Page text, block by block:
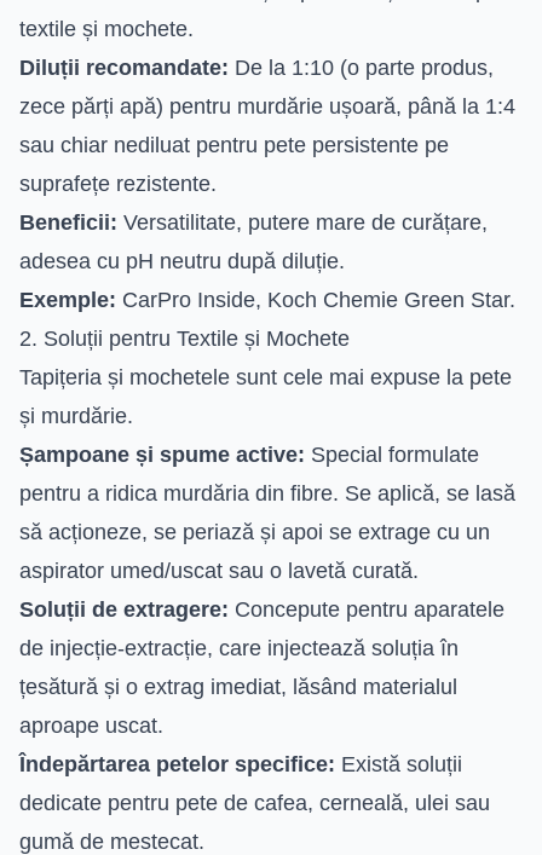
textile și mochete.
Diluții recomandate: De la 1:10 (o parte produs,
zece părți apă) pentru murdărie ușoară, până la 1:4
sau chiar nediluat pentru pete persistente pe
suprafețe rezistente.
Beneficii: Versatilitate, putere mare de curățare,
adesea cu pH neutru după diluție.
Exemple: CarPro Inside, Koch Chemie Green Star.
2. Soluții pentru Textile și Mochete
Tapițeria și mochetele sunt cele mai expuse la pete
și murdărie.
Șampoane și spume active: Special formulate
pentru a ridica murdăria din fibre. Se aplică, se lasă
să acționeze, se periază și apoi se extrage cu un
aspirator umed/uscat sau o lavetă curată.
Soluții de extragere: Concepute pentru aparatele
de injecție-extracție, care injectează soluția în
țesătură și o extrag imediat, lăsând materialul
aproape uscat.
Îndepărtarea petelor specifice: Există soluții
dedicate pentru pete de cafea, cerneală, ulei sau
gumă de mestecat.